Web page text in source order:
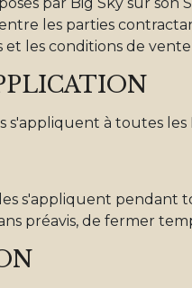
les parties
et les conditions de
s'appliquent à toutes
s'appliquent pendant
préavis, de fermer